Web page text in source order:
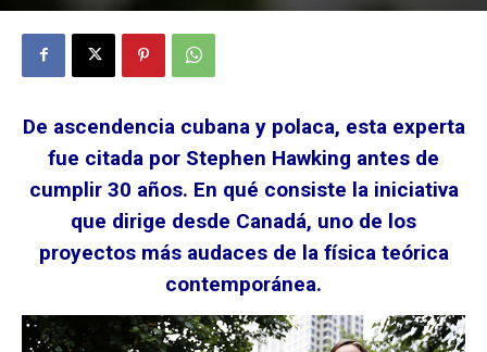
De ascendencia cubana y polaca, esta experta
fue citada por Stephen Hawking antes de
cumplir 30 años. En qué consiste la iniciativa
que dirige desde Canadá, uno de los
proyectos más audaces de la física teórica
contemporánea.